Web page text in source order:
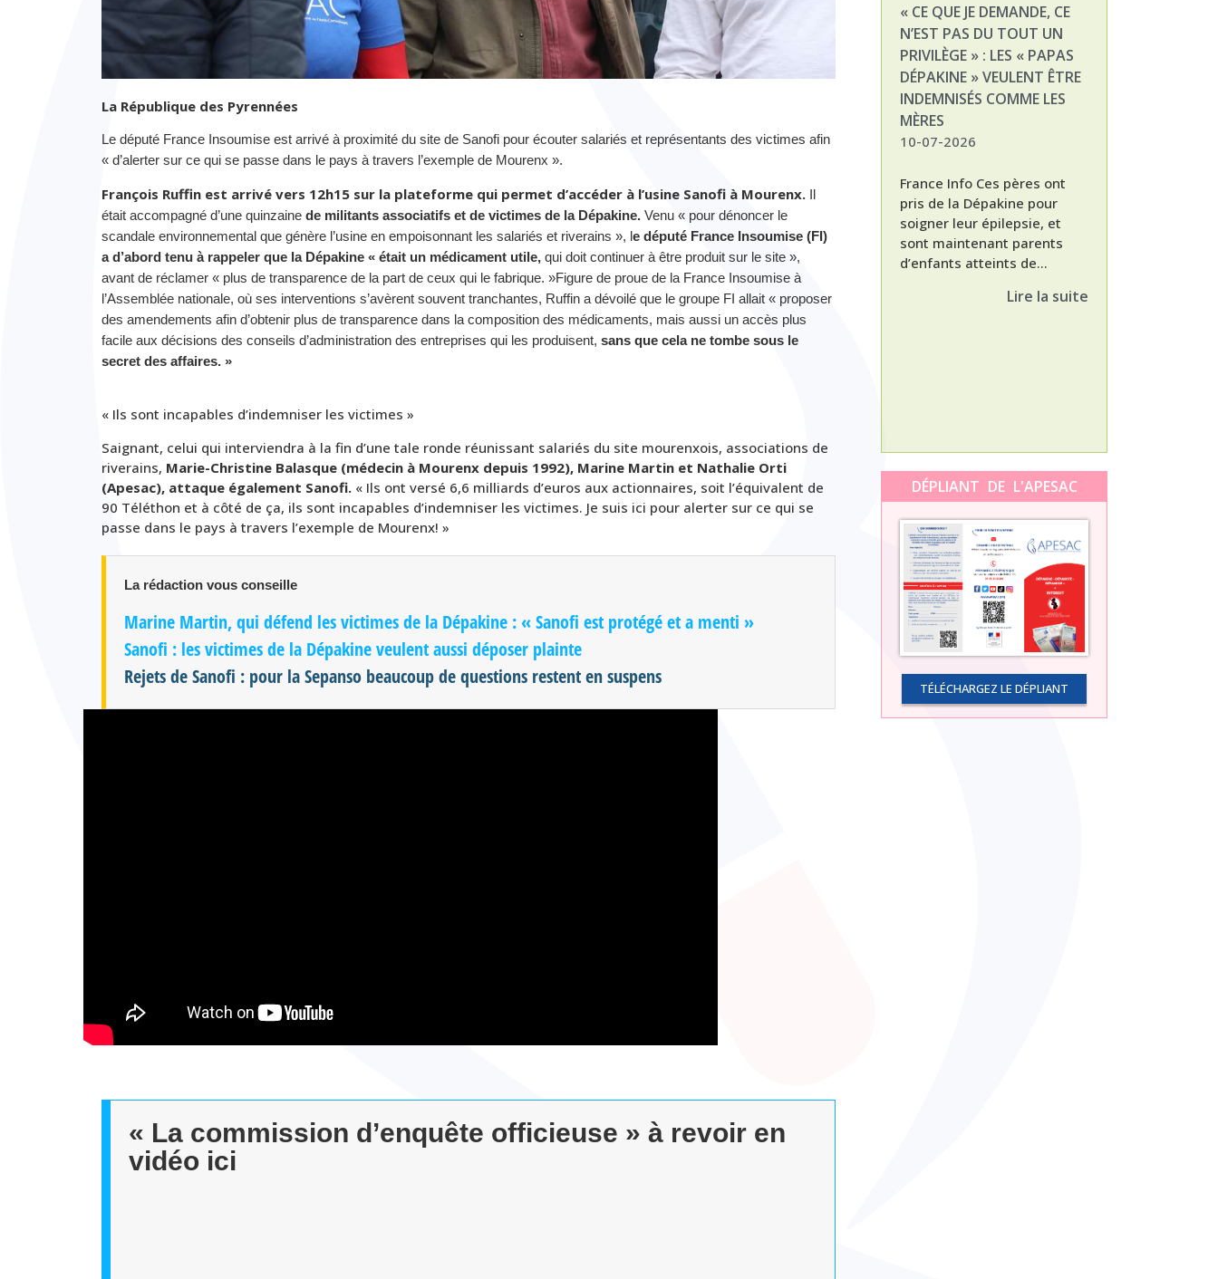
La République des Pyrennées
Le député France Insoumise est arrivé à proximité du site de Sanofi pour écouter salariés et représentants des victimes afin
« d’alerter sur ce qui se passe dans le pays à travers l’exemple de Mourenx ».
François Ruffin est arrivé vers 12h15 sur la plateforme qui permet d’accéder à l’usine Sanofi à Mourenx. Il
était accompagné d’une quinzaine de militants associatifs et de victimes de la Dépakine. Venu « pour dénoncer le
scandale environnemental que génère l’usine en empoisonnant les salariés et riverains », le député France Insoumise (FI)
a d’abord tenu à rappeler que la Dépakine « était un médicament utile, qui doit continuer à être produit sur le site »,
avant de réclamer « plus de transparence de la part de ceux qui le fabrique. »Figure de proue de la France Insoumise à
l’Assemblée nationale, où ses interventions s’avèrent souvent tranchantes, Ruffin a dévoilé que le groupe FI allait « proposer
des amendements afin d’obtenir plus de transparence dans la composition des médicaments, mais aussi un accès plus
facile aux décisions des conseils d’administration des entreprises qui les produisent, sans que cela ne tombe sous le
secret des affaires. »
« Ils sont incapables d’indemniser les victimes »
Saignant, celui qui interviendra à la fin d’une tale ronde réunissant salariés du site mourenxois, associations de
riverains, Marie-Christine Balasque (médecin à Mourenx depuis 1992), Marine Martin et Nathalie Orti
(Apesac), attaque également Sanofi. « Ils ont versé 6,6 milliards d’euros aux actionnaires, soit l’équivalent de
90 Téléthon et à côté de ça, ils sont incapables d’indemniser les victimes. Je suis ici pour alerter sur ce qui se
passe dans le pays à travers l’exemple de Mourenx! »
La rédaction vous conseille
Marine Martin, qui défend les victimes de la Dépakine : « Sanofi est protégé et a menti »
Sanofi : les victimes de la Dépakine veulent aussi déposer plainte
Rejets de Sanofi : pour la Sepanso beaucoup de questions restent en suspens
« La commission d’enquête officieuse » à revoir en
vidéo ici
« CE QUE JE DEMANDE, CE
N’EST PAS DU TOUT UN
PRIVILÈGE » : LES « PAPAS
DÉPAKINE » VEULENT ÊTRE
INDEMNISÉS COMME LES
MÈRES
10-07-2026
France Info Ces pères ont
pris de la Dépakine pour
soigner leur épilepsie, et
sont maintenant parents
d’enfants atteints de...
Lire la suite
DÉPLIANT DE L'APESAC
TÉLÉCHARGEZ LE DÉPLIANT